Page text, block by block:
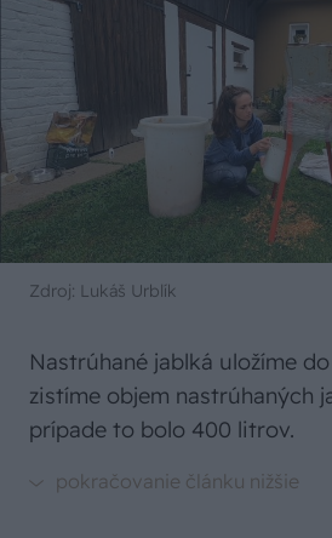
Zdroj: Lukáš Urblík
Nastrúhané jablká uložíme
zistíme objem nastrúhaných
prípade to bolo 400 litrov.